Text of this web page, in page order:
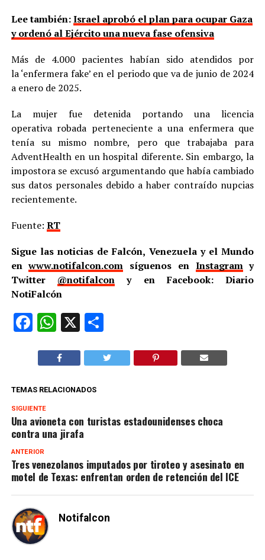
Lee también:Israel aprobó el plan para ocupar Gaza
y ordenó al Ejército una nueva fase ofensiva
Más de 4.000 pacientes habían sido atendidos por
la ‘enfermera fake’ en el periodo que va de junio de 2024
a enero de 2025.
La mujer fue detenida portando una licencia
operativa robada perteneciente a una enfermera que
tenía su mismo nombre, pero que trabajaba para
AdventHealth en un hospital diferente. Sin embargo, la
impostora se excusó argumentando que había cambiado
sus datos personales debido a haber contraído nupcias
recientemente.
Fuente: RT
Sigue las noticias de Falcón, Venezuela y el Mundo
enwww.notifalcon.com síguenos en Instagramy
Twitter @notifalcon y en Facebook: Diario
NotiFalcón
Facebook
WhatsApp
X Compartir
TEMAS RELACIONADOS
SIGUIENTE
Una avioneta con turistas estadounidenses choca
contra una jirafa
ANTERIOR
Tres venezolanos imputados por tiroteo y asesinato en
motel de Texas: enfrentan orden de retención del ICE
Notifalcon